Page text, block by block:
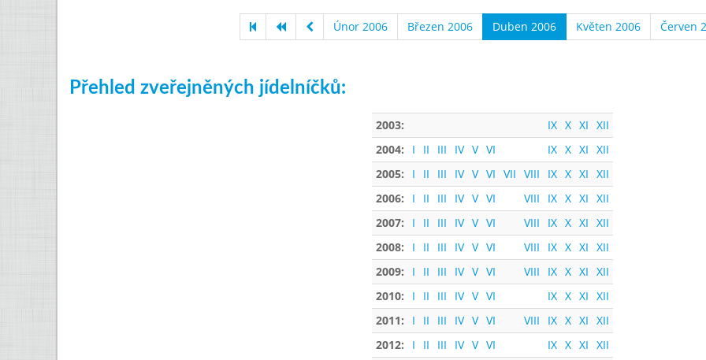
Únor 2006 Březen 2006 Duben 2006 Květen 2006 Červen
Přehled zveřejněných jídelníčků:
2003: IX X XI XII
2004:
I II III IV V VI IX X XI XII
2005:
I II III IV V VI VII VIII IX X XI XII
2006:
I II III IV V VI VIII IX X XI XII
2007:
I II III IV V VI VIII IX X XI XII
2008:
I II III IV V VI VIII IX X XI XII
2009:
I II III IV V VI VIII IX X XI XII
2010:
I II III IV V VI IX X XI XII
2011:
I II III IV V VI VIII IX X XI XII
2012:
I II III IV V VI IX X XI XII